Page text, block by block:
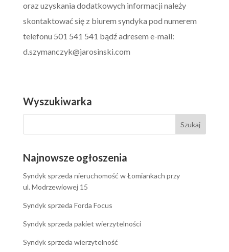
oraz uzyskania dodatkowych informacji należy
skontaktować się z biurem syndyka pod numerem
telefonu 501 541 541 bądź adresem e-mail:
d.szymanczyk@jarosinski.com
Wyszukiwarka
Najnowsze ogłoszenia
Syndyk sprzeda nieruchomość w Łomiankach przy
ul. Modrzewiowej 15
Syndyk sprzeda Forda Focus
Syndyk sprzeda pakiet wierzytelności
Syndyk sprzeda wierzytelność